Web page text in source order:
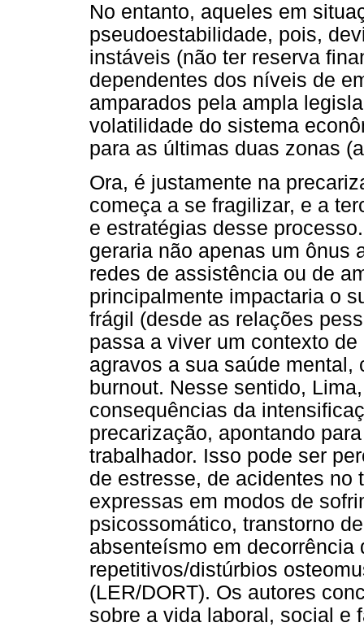
No entanto, aqueles em
pseudoestabilidade, pois,
instáveis (não ter reserva
dependentes dos níveis de
amparados pela ampla
volatilidade do sistema
para as últimas duas zonas
Ora, é justamente na
começa a se fragilizar, e a
e estratégias desse
geraria não apenas um ônus
redes de assistência ou de
principalmente impactaria o
frágil (desde as relações
passa a viver um contexto
agravos a sua saúde
burnout. Nesse sentido,
consequências da
precarização, apontando
trabalhador. Isso pode ser
de estresse, de acidentes no
expressas em modos de
psicossomático, transtorno
absenteísmo em decorrência
repetitivos/distúrbios
(LER/DORT). Os autores
sobre a vida laboral, social e